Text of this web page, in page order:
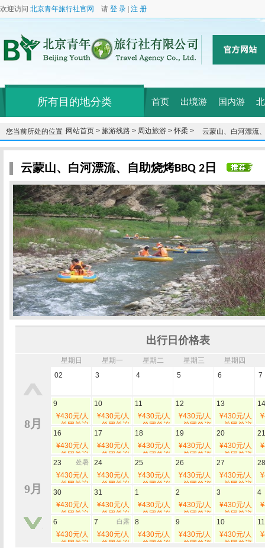
欢迎访问 北京青年旅行社官网 请 登 录 注 册
所有目的地分类 首页 出境游 国内游
您当前所处的位置：网站首页 > 旅游线路 > 周边旅游 >怀柔 > 云蒙山、白河漂流
云蒙山、白河漂流、自助烧烤BBQ 2日
出行日价格表
8月
9月
星期日 星期一 星期二 星期三 星期四
02
3 4 5 6 7
9
¥430元/人
单团单议
10
¥430元/人
单团单议
11
¥430元/人
单团单议
12
¥430元/人
单团单议
13
¥430元/人
单团单议
14
16
¥430元/人
单团单议
17
¥430元/人
单团单议
18
¥430元/人
单团单议
19
¥430元/人
单团单议
20
¥430元/人
单团单议
21
23
处暑
¥430元/人
单团单议
24
¥430元/人
单团单议
25
¥430元/人
单团单议
26
¥430元/人
单团单议
27
¥430元/人
单团单议
28
30
¥430元/人
单团单议
31
¥430元/人
单团单议
1
¥430元/人
单团单议
2
¥430元/人
单团单议
3
¥430元/人
单团单议
4
6
¥430元/人
单团单议
7 白露
¥430元/人
单团单议
8
¥430元/人
单团单议
9
¥430元/人
单团单议
10
¥430元/人
单团单议
11